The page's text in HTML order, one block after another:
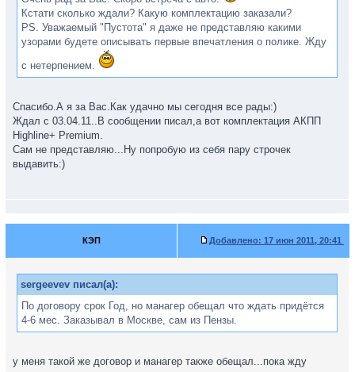
Кстати сколько ждали? Какую комплектацию заказали?
PS. Уважаемый "Пустота" я даже не представляю какими
узорами будете описывать первые впечатления о полике. Жду
с нетерпением.
Спасибо.А я за Вас.Как удачно мы сегодня все рады:)
Ждал с 03.04.11..В сообщении писал,а вот комплектация АКПП
Highline+ Premium.
Сам не представляю...Ну попробую из себя пару строчек
выдавить:)
КЭП Добавлено: 17 июн 2011, 20:41
sergeevev писал(а):
По договору срок Год, но манагер обещал что ждать придётся
4-6 мес. Заказывал в Москве, сам из Пензы.
у меня такой же договор и манагер также обещал...пока жду